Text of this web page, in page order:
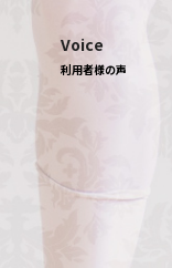
Voice
利用者様の声